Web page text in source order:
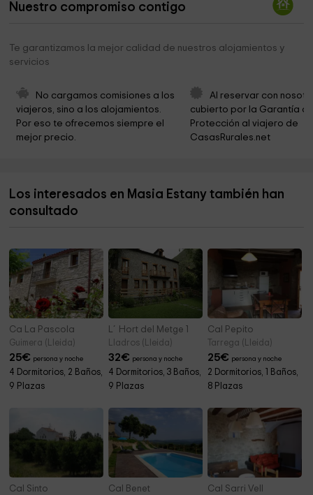
Ayuntamiento de la Baronia de Rialb 1,7 km
Sant Joan Baptista de Torreblanca
Ermita de la Serra
Santa Cecília de Torreblanca
Iglesia de Sant Miquel 4,4 km
Sant Andreu 5,5 km
Nuestro compromiso contigo
Te garantizamos la mejor calidad de nuestros alojamientos y
servicios
No cargamos comisiones a los
viajeros, sino a los alojamientos.
Por eso te ofrecemos siempre el
mejor precio.
Al reservar con
cubierto por la Garantía
Protección al viajero de
CasasRurales.net
Los interesados en Masia Estany también han
consultado
Ca La Pascola
Guimera (Lleida)
25€ persona y noche
4 Dormitorios, 2 Baños,
9 Plazas
L´Hort del Metge 1
Lladros (Lleida)
32€ persona y noche
4 Dormitorios, 3 Baños,
9 Plazas
Cal Pepito
Tarrega (Lleida)
25€ persona y noche
2 Dormitorios, 1 Baños,
8 Plazas
Cal Sinto Cal Benet Cal Sarri Vell